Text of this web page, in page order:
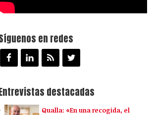
en redes
destacadas
Qualla: «En una recogida, el